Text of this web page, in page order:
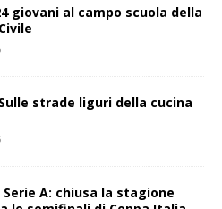
giovani al campo scuola della
Sulle strade liguri della cucina
A: chiusa la stagione